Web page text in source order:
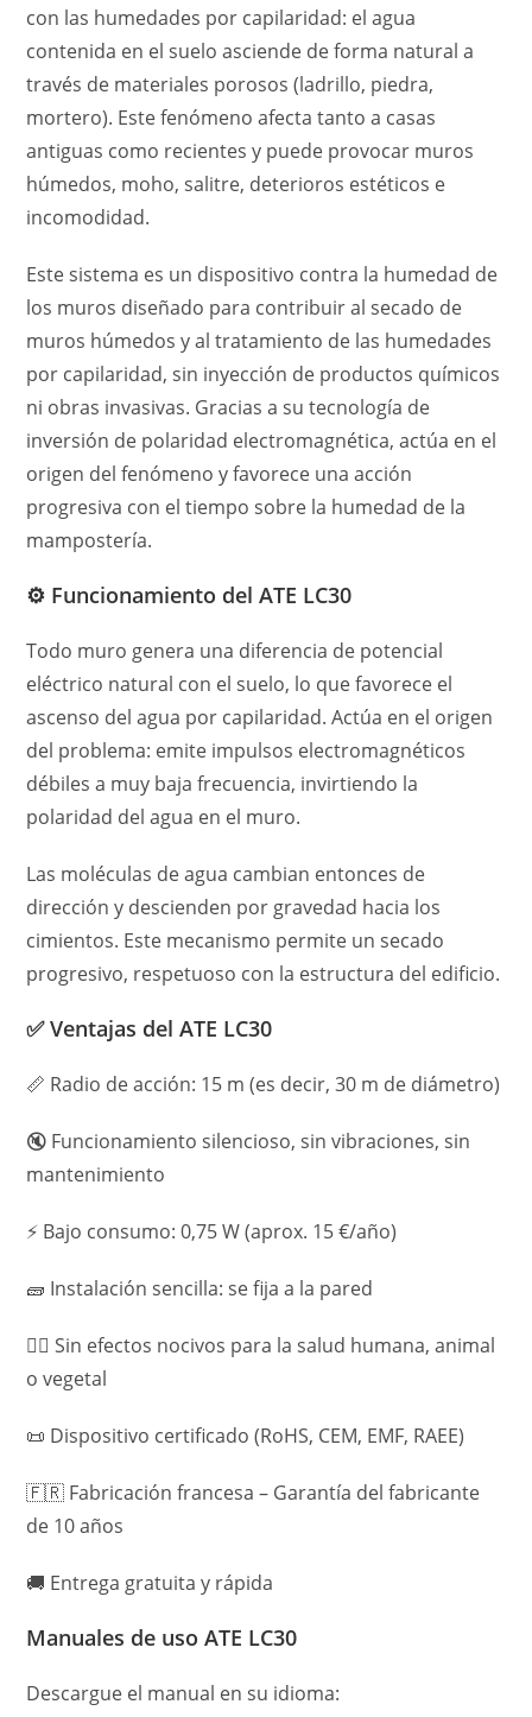
con las humedades por capilaridad: el agua
contenida en el suelo asciende de forma natural a
través de materiales porosos (ladrillo, piedra,
mortero). Este fenómeno afecta tanto a casas
antiguas como recientes y puede provocar muros
húmedos, moho, salitre, deterioros estéticos e
incomodidad.
Este sistema es un dispositivo contra la humedad de
los muros diseñado para contribuir al secado de
muros húmedos y al tratamiento de las humedades
por capilaridad, sin inyección de productos químicos
ni obras invasivas. Gracias a su tecnología de
inversión de polaridad electromagnética, actúa en el
origen del fenómeno y favorece una acción
progresiva con el tiempo sobre la humedad de la
mampostería.
⚙️ Funcionamiento del ATE LC30
Todo muro genera una diferencia de potencial
eléctrico natural con el suelo, lo que favorece el
ascenso del agua por capilaridad. Actúa en el origen
del problema: emite impulsos electromagnéticos
débiles a muy baja frecuencia, invirtiendo la
polaridad del agua en el muro.
Las moléculas de agua cambian entonces de
dirección y descienden por gravedad hacia los
cimientos. Este mecanismo permite un secado
progresivo, respetuoso con la estructura del edificio.
✅ Ventajas del ATE LC30
📏 Radio de acción: 15 m (es decir, 30 m de diámetro)
🔇 Funcionamiento silencioso, sin vibraciones, sin
mantenimiento
⚡ Bajo consumo: 0,75 W (aprox. 15 €/año)
🧱 Instalación sencilla: se fija a la pared
🧘‍♂️ Sin efectos nocivos para la salud humana, animal
o vegetal
📜 Dispositivo certificado (RoHS, CEM, EMF, RAEE)
🇫🇷 Fabricación francesa – Garantía del fabricante
de 10 años
🚚 Entrega gratuita y rápida
Manuales de uso ATE LC30
Descargue el manual en su idioma: